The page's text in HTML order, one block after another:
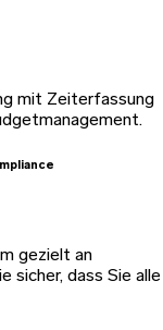
mit Zeiterfassung
gezielt an
sicher, dass Sie alle